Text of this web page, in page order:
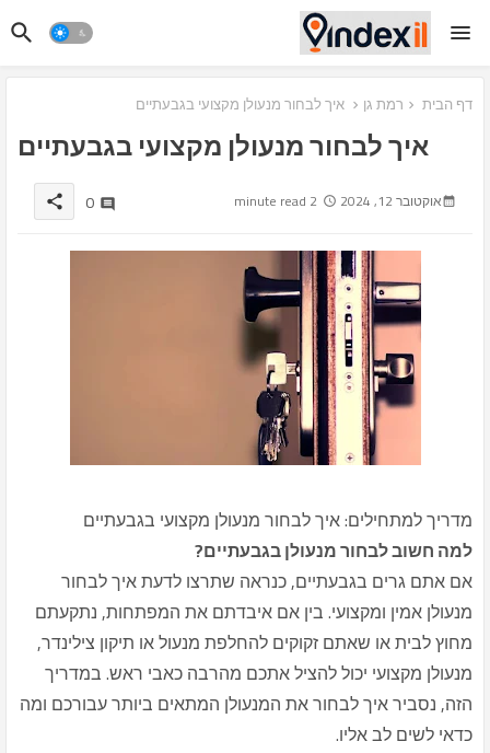
דף הבית רמת גן איך לבחור מנעולן מקצועי בגבעתיים
איך לבחור מנעולן מקצועי בגבעתיים
אוקטובר 12, 2024 2 minute read
0
share
מדריך למתחילים: איך לבחור מנעולן מקצועי בגבעתיים
למה חשוב לבחור מנעולן בגבעתיים?
אם אתם גרים בגבעתיים, כנראה שתרצו לדעת איך לבחור
מנעולן אמין ומקצועי. בין אם איבדתם את המפתחות, נתקעתם
מחוץ לבית או שאתם זקוקים להחלפת מנעול או תיקון צילינדר,
מנעולן מקצועי יכול להציל אתכם מהרבה כאבי ראש. במדריך
הזה, נסביר איך לבחור את המנעולן המתאים ביותר עבורכם ומה
כדאי לשים לב אליו.